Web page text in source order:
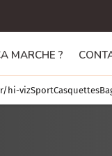
MARCHE ?
hi-vizSportCasquettes